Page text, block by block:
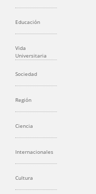
Educación
Vida
Universitaria
Sociedad
Región
Ciencia
Internacionales
Cultura